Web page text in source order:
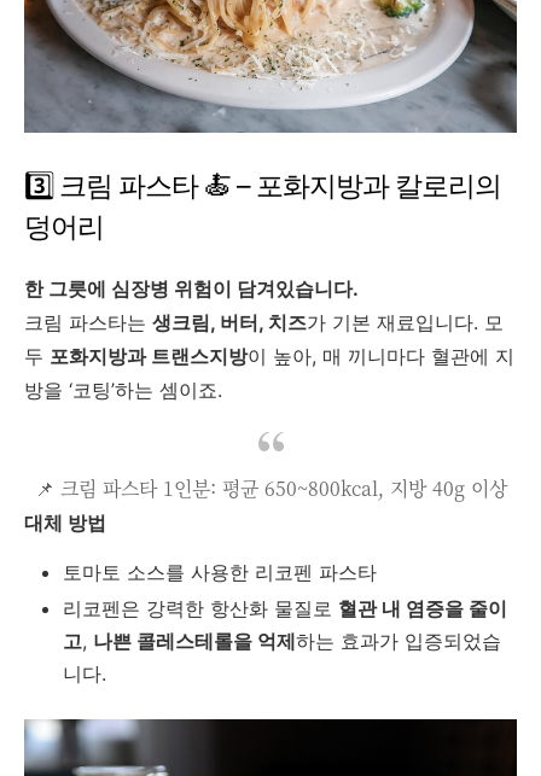
3️⃣ 크림 파스타 🍝 – 포화지방과 칼로리의
덩어리
한 그릇에 심장병 위험이 담겨있습니다.
크림 파스타는 생크림, 버터, 치즈가 기본 재료입니다. 모
두 포화지방과 트랜스지방이 높아, 매 끼니마다 혈관에 지
방을 ‘코팅’하는 셈이죠.
📌 크림 파스타 1인분: 평균 650~800kcal, 지방 40g 이상
대체 방법
토마토 소스를 사용한 리코펜 파스타
리코펜은 강력한 항산화 물질로 혈관 내 염증을 줄이
고, 나쁜 콜레스테롤을 억제하는 효과가 입증되었습
니다.